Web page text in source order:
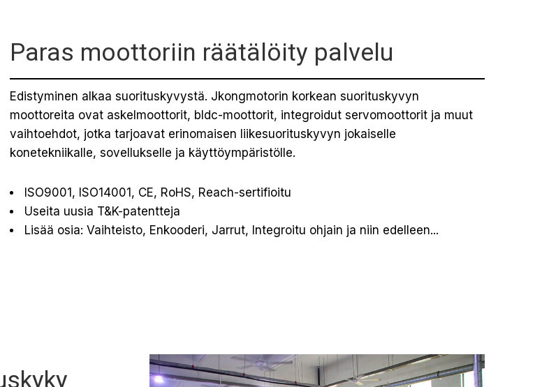
Paras moottoriin räätälöity palvelu
Edistyminen alkaa suorituskyvystä. Jkongmotorin korkean suorituskyvyn
moottoreita ovat askelmoottorit, bldc-moottorit, integroidut servomoottorit ja muut
vaihtoehdot, jotka tarjoavat erinomaisen liikesuorituskyvyn jokaiselle
konetekniikalle, sovellukselle ja käyttöympäristölle.
ISO9001, ISO14001, CE, RoHS, Reach-sertifioitu
Useita uusia T&K-patentteja
Lisää osia: Vaihteisto, Enkooderi, Jarrut, Integroitu ohjain ja niin edelleen...